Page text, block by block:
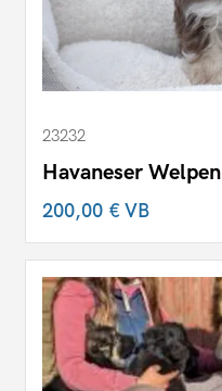
23232
Havaneser Welpen
200,00 €VB